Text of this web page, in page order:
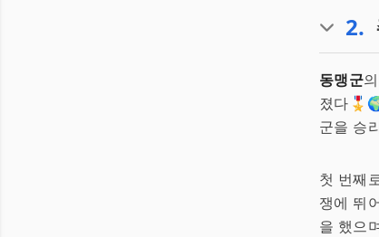
2.
동맹군
졌다
군을 승
첫 번째
쟁에 뛰
을 했으